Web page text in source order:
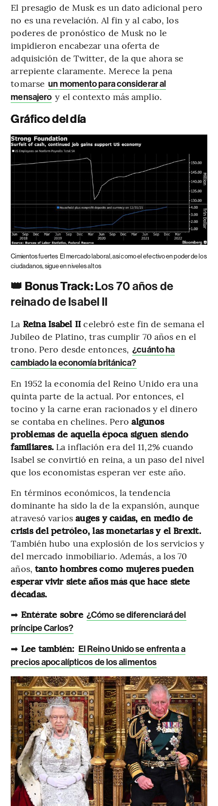
El presagio de Musk es un dato adicional pero
no es una revelación. Al fin y al cabo, los
poderes de pronóstico de Musk no le
impidieron encabezar una oferta de
adquisición de Twitter, de la que ahora se
arrepiente claramente. Merece la pena
tomarse un momento para considerar al
mensajero y el contexto más amplio.
Gráfico del día
Cimientos fuertes El mercado laboral, así como el efectivo en poder de los
ciudadanos, sigue en niveles altos
👑 Bonus Track:Los 70 años de
reinado de Isabel II
La Reina Isabel II celebró este fin de semana el
Jubileo de Platino, tras cumplir 70 años en el
trono. Pero desde entonces, ¿cuánto ha
cambiado la economía británica?
En 1952 la economía del Reino Unido era una
quinta parte de la actual. Por entonces, el
tocino y la carne eran racionados y el dinero
se contaba en chelines. Pero algunos
problemas de aquella época siguen siendo
familiares. La inflación era del 11,2% cuando
Isabel se convirtió en reina, a un paso del nivel
que los economistas esperan ver este año.
En términos económicos, la tendencia
dominante ha sido la de la expansión, aunque
atravesó variosauges y caídas, en medio de
crisis del petróleo, las monetarias y el Brexit.
También hubo una explosión de los servicios y
del mercado inmobiliario. Además, a los 70
años, tanto hombres como mujeres pueden
esperar vivir siete años más que hace siete
décadas.
➡ Entérate sobre ¿Cómo se diferenciará del
príncipe Carlos?
➡ Lee también: El Reino Unido se enfrenta a
precios apocalípticos de los alimentos